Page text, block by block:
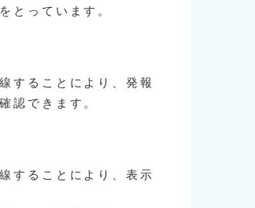
とっています。
することにより、発報
認できます。
することにより、表示